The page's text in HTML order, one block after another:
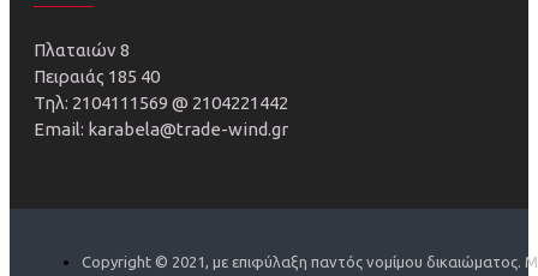
Πλαταιών 8
Πειραιάς 185 40
Τηλ: 2104111569 @ 2104221442
Email: karabela@trade-wind.gr
Copyright © 2021, με επιφύλαξη παντός νομίμου δικαιώματος.